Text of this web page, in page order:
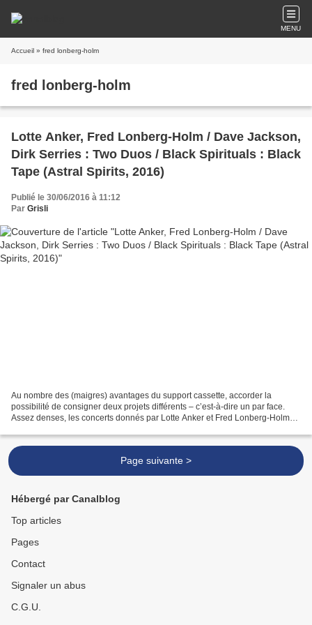
MENU
Accueil » fred lonberg-holm
fred lonberg-holm
Lotte Anker, Fred Lonberg-Holm / Dave Jackson,
Dirk Serries : Two Duos / Black Spirituals : Black
Tape (Astral Spirits, 2016)
Publié le 30/06/2016 à 11:12
Par Grisli
Au nombre des (maigres) avantages du support cassette, accorder la
possibilité de consigner deux projets différents – c’est-à-dire un par face.
Assez denses, les concerts donnés par Lotte Anker et Fred Lonberg-Holm
Page suivante >
Hébergé par Canalblog
Top articles
Pages
Contact
Signaler un abus
C.G.U.